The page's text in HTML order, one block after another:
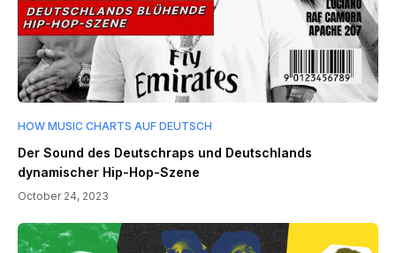
HOW MUSIC CHARTS AUF DEUTSCH
Der Sound des Deutschraps und Deutschlands
dynamischer Hip-Hop-Szene
October 24, 2023